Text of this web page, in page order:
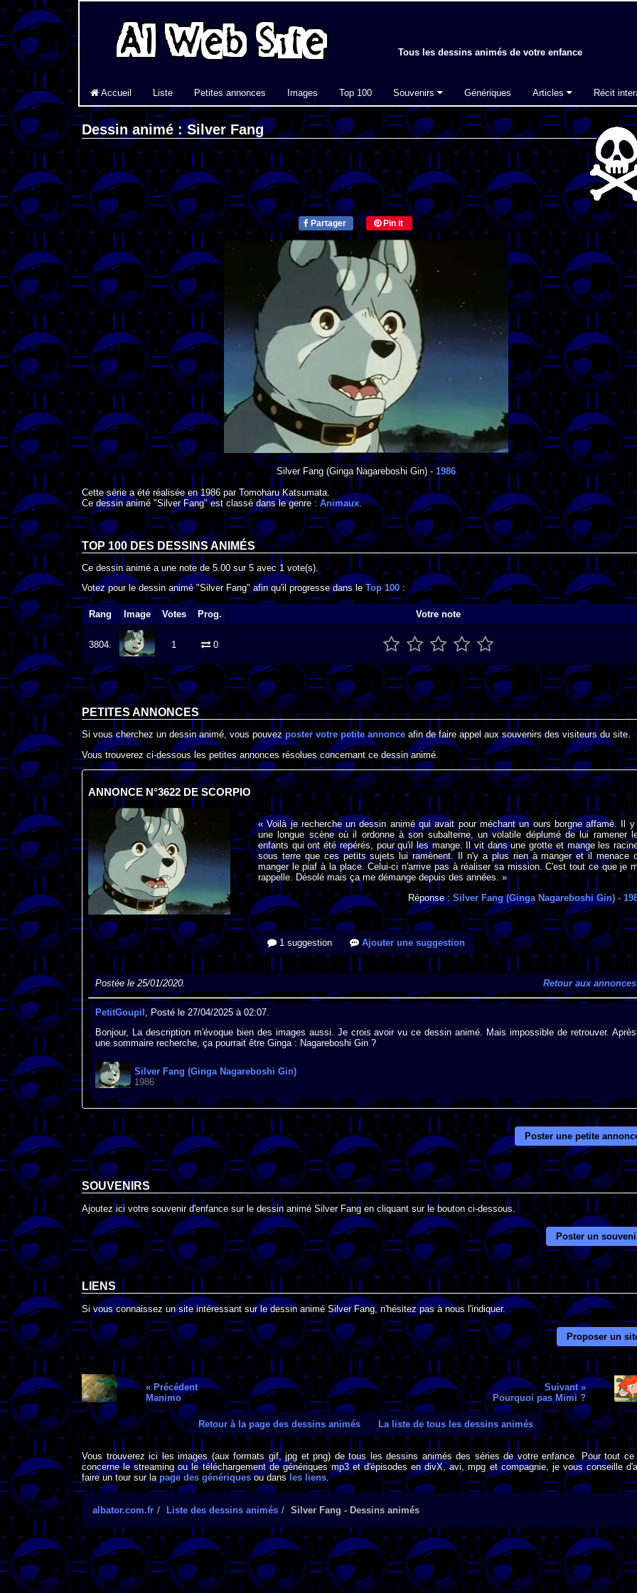
Tous les dessins animés de votre enfance
Accueil Liste Petites annonces Images Top 100 Souvenirs Génériques Articles Récit
Dessin animé : Silver Fang
Partager Pin it
Silver Fang(Ginga Nagareboshi Gin) -1986
Cette série a été réalisée en1986parTomoharu Katsumata.
Ce dessin animé "Silver Fang" est classé dans le genre : Animaux.
TOP 100 DES DESSINS ANIMÉS
Ce dessin animé a une note de 5.00 sur 5 avec 1 vote(s).
Votez pour le dessin animé "Silver Fang" afin qu'il progresse dans leTop 100 :
Rang Image Votes Prog. Votre note
3804. 1 0
PETITES ANNONCES
Si vous cherchez un dessin animé, vous pouvezposter votre petite annonce afin de faire appel aux souvenirs des visiteurs du site.
Vous trouverez ci-dessous les petites annonces résolues concernant ce dessin animé.
ANNONCE N°3622 DE SCORPIO
« Voilà je recherche un dessin animé qui avait pour méchant un ours borgne affamé. Il y
une longue scène où il ordonne à son subalterne, un volatile déplumé de lui ramener
enfants qui ont été repérés, pour qu'il les mange. Il vit dans une grotte et mange les
sous terre que ces petits sujets lui ramènent. Il n'y a plus rien à manger et il menace
manger le piaf à la place. Celui-ci n'arrive pas à réaliser sa mission. C'est tout ce que je
rappelle. Désolé mais ça me démange depuis des années. »
Réponse :Silver Fang (Ginga Nagareboshi Gin) -
1 suggestion Ajouter une suggestion
Postée le 25/01/2020. Retour aux annonces
PetitGoupil , Posté le 27/04/2025 à 02:07.
Bonjour, La description m'évoque bien des images aussi. Je crois avoir vu ce dessin animé. Mais impossible de retrouver. Après
une sommaire recherche, ça pourrait être Ginga : Nagareboshi Gin ?
Silver Fang (Ginga Nagareboshi Gin)
1986
Poster une petite
SOUVENIRS
Ajoutez ici votre souvenir d'enfance sur le dessin animé Silver Fang en cliquant sur le bouton ci-dessous.
Poster un
LIENS
Si vous connaissez un site intéressant sur le dessin animé Silver Fang, n'hésitez pas à nous l'indiquer.
Proposer un
« Précédent
Manimo
Suivant »
Pourquoi pas Mimi ?
Retour à la page des dessins animés La liste de tous les dessins animés
Vous trouverez ici les images (aux formats gif, jpg et png) de tous les dessins animés des séries de votre enfance. Pour tout ce
concerne le streaming ou le téléchargement de génériques mp3 et d'épisodes en divX, avi, mpg et compagnie, je vous conseille
faire un tour sur lapage des génériquesou dans les liens.
albator.com.fr Liste des dessins animés Silver Fang - Dessins animés